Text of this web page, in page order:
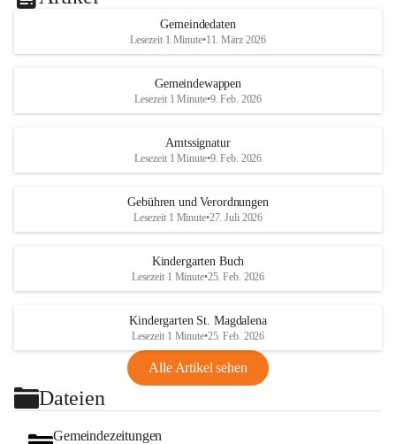
Gemeindedaten
Lesezeit 1 Minute•11. März 2026
Gemeindewappen
Lesezeit 1 Minute•9. Feb. 2026
Amtssignatur
Lesezeit 1 Minute•9. Feb. 2026
Gebühren und Verordnungen
Lesezeit 1 Minute•27. Juli 2026
Kindergarten Buch
Lesezeit 1 Minute•25. Feb. 2026
Kindergarten St. Magdalena
Lesezeit 1 Minute•25. Feb. 2026
Alle Artikel sehen
Dateien
Gemeindezeitungen